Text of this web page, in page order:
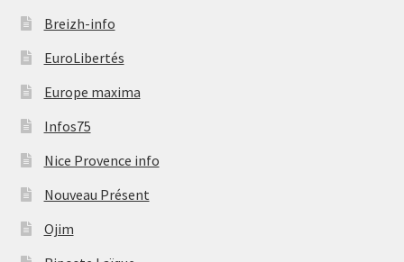
Breizh-info
EuroLibertés
Europe maxima
Infos75
Nice Provence info
Nouveau Présent
Ojim